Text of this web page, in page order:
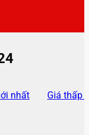
nhất Giá thấp